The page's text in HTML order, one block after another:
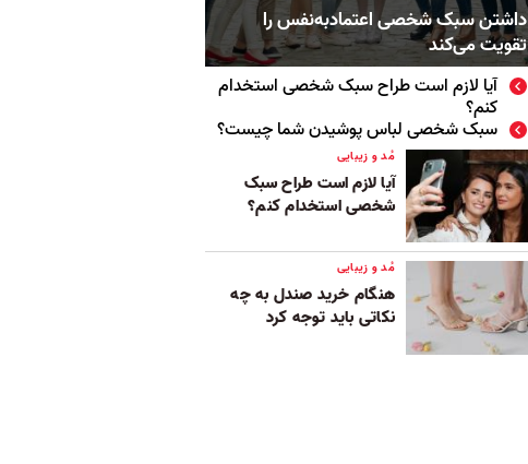
داشتن سبک شخصی اعتمادبه‌نفس را
تقویت می‌کند
آیا لازم است طراح سبک شخصی استخدام
کنم؟
سبک شخصی لباس پوشیدن شما چیست؟
مُد و زیبایی
آیا لازم است طراح سبک
شخصی استخدام کنم؟
مُد و زیبایی
هنگام خرید صندل به چه
نکاتی باید توجه کرد